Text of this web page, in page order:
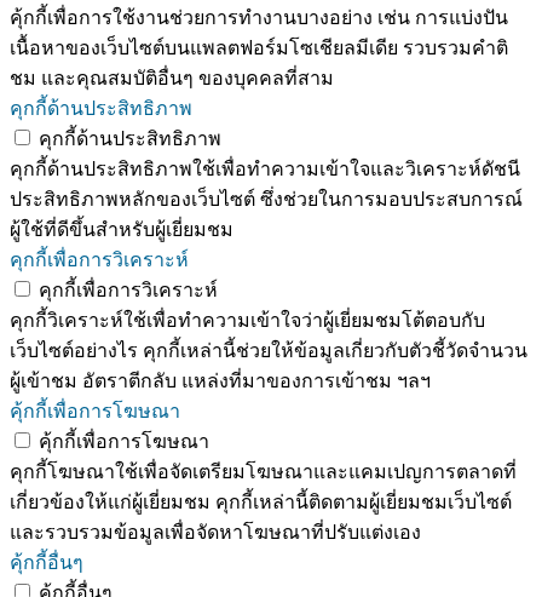
คุ้กกี้เพื่อการใช้งานช่วยการทำงานบางอย่าง เช่น การแบ่งปัน
เนื้อหาของเว็บไซต์บนแพลตฟอร์มโซเชียลมีเดีย รวบรวมคำติ
ชม และคุณสมบัติอื่นๆ ของบุคคลที่สาม
คุกกี้ด้านประสิทธิภาพ
คุกกี้ด้านประสิทธิภาพ
คุกกี้ด้านประสิทธิภาพใช้เพื่อทำความเข้าใจและวิเคราะห์ดัชนี
ประสิทธิภาพหลักของเว็บไซต์ ซึ่งช่วยในการมอบประสบการณ์
ผู้ใช้ที่ดีขึ้นสำหรับผู้เยี่ยมชม
คุกกี้เพื่อการวิเคราะห์
คุกกี้เพื่อการวิเคราะห์
คุกกี้วิเคราะห์ใช้เพื่อทำความเข้าใจว่าผู้เยี่ยมชมโต้ตอบกับ
เว็บไซต์อย่างไร คุกกี้เหล่านี้ช่วยให้ข้อมูลเกี่ยวกับตัวชี้วัดจำนวน
ผู้เข้าชม อัตราตีกลับ แหล่งที่มาของการเข้าชม ฯลฯ
คุ้กกี้เพื่อการโฆษณา
คุ้กกี้เพื่อการโฆษณา
คุกกี้โฆษณาใช้เพื่อจัดเตรียมโฆษณาและแคมเปญการตลาดที่
เกี่ยวข้องให้แก่ผู้เยี่ยมชม คุกกี้เหล่านี้ติดตามผู้เยี่ยมชมเว็บไซต์
และรวบรวมข้อมูลเพื่อจัดหาโฆษณาที่ปรับแต่งเอง
คุ้กกี้อื่นๆ